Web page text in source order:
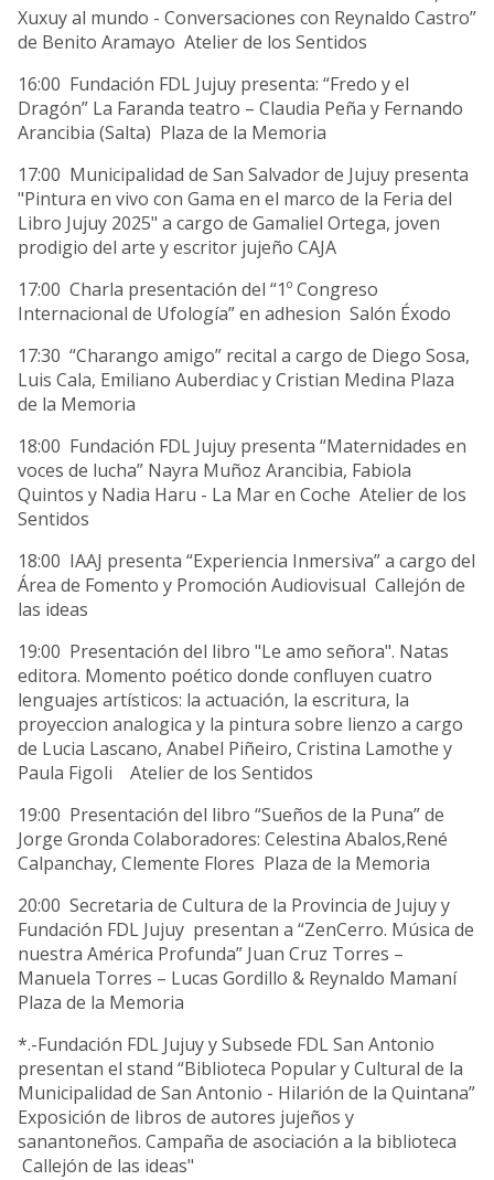
Xuxuy al mundo - Conversaciones con Reynaldo Castro”
de Benito Aramayo Atelier de los Sentidos
16:00 Fundación FDL Jujuy presenta: “Fredo y el
Dragón” La Faranda teatro – Claudia Peña y Fernando
Arancibia (Salta) Plaza de la Memoria
17:00 Municipalidad de San Salvador de Jujuy presenta
"Pintura en vivo con Gama en el marco de la Feria del
Libro Jujuy 2025" a cargo de Gamaliel Ortega, joven
prodigio del arte y escritor jujeño CAJA
17:00 Charla presentación del “1º Congreso
Internacional de Ufología” en adhesion Salón Éxodo
17:30 “Charango amigo” recital a cargo de Diego Sosa,
Luis Cala, Emiliano Auberdiac y Cristian Medina Plaza
de la Memoria
18:00 Fundación FDL Jujuy presenta “Maternidades en
voces de lucha” Nayra Muñoz Arancibia, Fabiola
Quintos y Nadia Haru - La Mar en Coche Atelier de los
Sentidos
18:00 IAAJ presenta “Experiencia Inmersiva” a cargo del
Área de Fomento y Promoción Audiovisual Callejón de
las ideas
19:00 Presentación del libro "Le amo señora". Natas
editora. Momento poético donde confluyen cuatro
lenguajes artísticos: la actuación, la escritura, la
proyeccion analogica y la pintura sobre lienzo a cargo
de Lucia Lascano, Anabel Piñeiro, Cristina Lamothe y
Paula Figoli Atelier de los Sentidos
19:00 Presentación del libro “Sueños de la Puna” de
Jorge Gronda Colaboradores: Celestina Abalos,René
Calpanchay, Clemente Flores Plaza de la Memoria
20:00 Secretaria de Cultura de la Provincia de Jujuy y
Fundación FDL Jujuy presentan a “ZenCerro. Música de
nuestra América Profunda” Juan Cruz Torres –
Manuela Torres – Lucas Gordillo & Reynaldo Mamaní
Plaza de la Memoria
*.-Fundación FDL Jujuy y Subsede FDL San Antonio
presentan el stand “Biblioteca Popular y Cultural de la
Municipalidad de San Antonio - Hilarión de la Quintana”
Exposición de libros de autores jujeños y
sanantoneños. Campaña de asociación a la biblioteca
Callejón de las ideas"